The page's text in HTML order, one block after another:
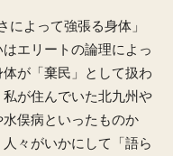
よって強張る身体」
エリートの論理によっ
が「棄民」として扱わ
が住んでいた北九州や
俣病といったものか
々がいかにして「語ら